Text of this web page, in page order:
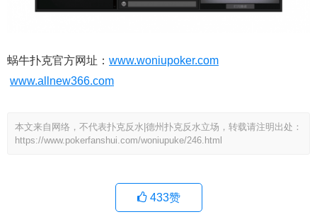
蜗牛扑克官方网址： www.woniupoker.com
www.allnew366.com
本文来自网络，不代表扑克反水|德州扑克反水立场，转载请注明出处：
https://www.pokerfanshui.com/woniupuke/246.html
433赞